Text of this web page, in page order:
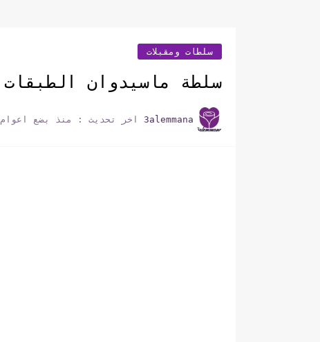
سلطات ومقبلات
سلطة ماسيدوان الطبقات
3alemmana اخر تحديث : منذ بضع اعوام